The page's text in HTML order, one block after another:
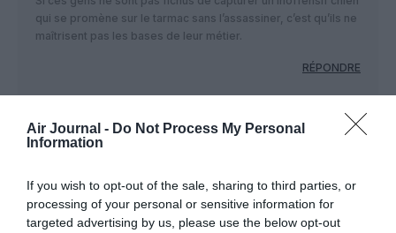
Air Journal - Do Not Process My Personal
Information
If you wish to opt-out of the sale, sharing to third parties, or
processing of your personal or sensitive information for
targeted advertising by us, please use the below opt-out
qui se promène sur le tarmac sans l’assassiner, c’est qu’ils ne
maîtrisent pas les bases de leur métier.
RÉPONDRE
XIANa commenté :
19 mars 2017 - 7 h 24 min